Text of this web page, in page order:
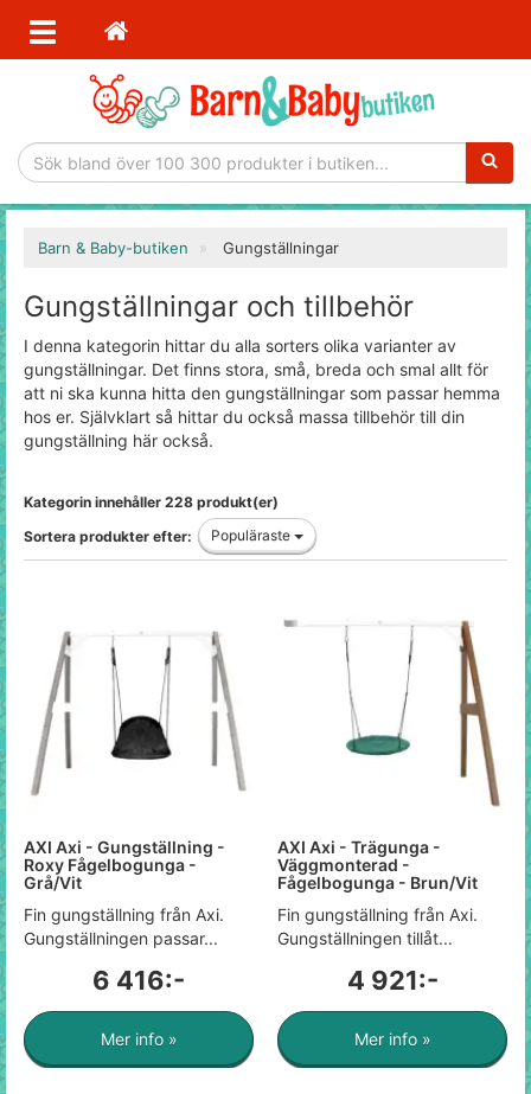
Barn & Baby-butiken Gungställningar
Gungställningar och tillbehör
I denna kategorin hittar du alla sorters olika varianter av
gungställningar. Det finns stora, små, breda och smal allt för
att ni ska kunna hitta den gungställningar som passar hemma
hos er. Självklart så hittar du också massa tillbehör till din
gungställning här också.
Kategorin innehåller 228 produkt(er)
Sortera produkter efter:
Populäraste
AXI Axi - Gungställning -
Roxy Fågelbogunga -
Grå/Vit
Fin gungställning från Axi.
Gungställningen passar...
6 416:-
Mer info »
AXI Axi - Trägunga -
Väggmonterad -
Fågelbogunga - Brun/Vit
Fin gungställning från Axi.
Gungställningen tillåt...
4 921:-
Mer info »